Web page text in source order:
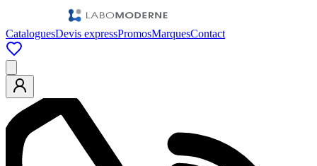
CataloguesDevis expressPromosMarquesContact